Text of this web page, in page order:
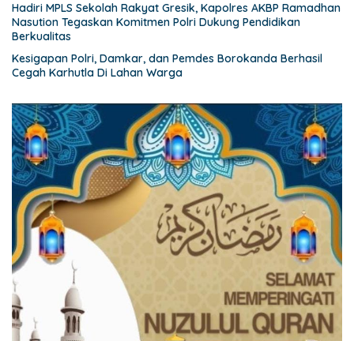
Hadiri MPLS Sekolah Rakyat Gresik, Kapolres AKBP Ramadhan
Nasution Tegaskan Komitmen Polri Dukung Pendidikan
Berkualitas
Kesigapan Polri, Damkar, dan Pemdes Borokanda Berhasil
Cegah Karhutla Di Lahan Warga